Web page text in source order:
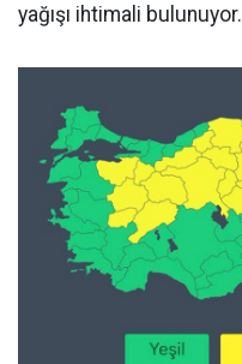
yağışı ihtimali bulunuyor.